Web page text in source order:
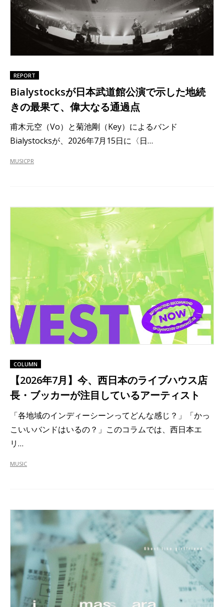
REPORT
Bialystocksが日本武道館公演で示した地続
きの最果て、偉大なる通過点
甫木元空（Vo）と菊池剛（Key）によるバンド
Bialystocksが、2026年7月15日に〈日…
MUSICPR
COLUMN
【2026年7月】今、西日本のライブハウス店
長・ブッカーが注目しているアーティスト
「各地域のインディーシーンってどんな感じ？」「かっ
こいいバンドはいるの？」このコラムでは、西日本エ
リ…
MUSIC